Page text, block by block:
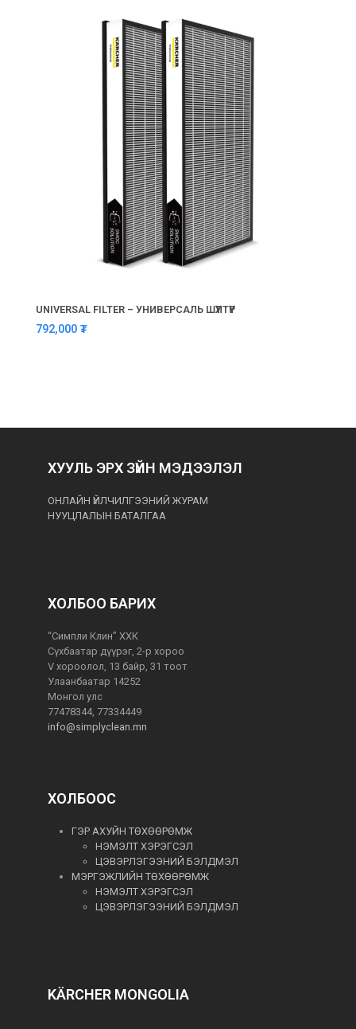
UNIVERSAL FILTER – УНИВЕРСАЛЬ ШҮҮЛТҮҮР
792,000 ₮
ХУУЛЬ ЭРХ ЗҮЙН МЭДЭЭЛЭЛ
ОНЛАЙН ҮЙЛЧИЛГЭЭНИЙ ЖУРАМ
НУУЦЛАЛЫН БАТАЛГАА
ХОЛБОО БАРИХ
“Симпли Клин” ХХК
Сүхбаатар дүүрэг, 2-р хороо
V хороолол, 13 байр, 31 тоот
Улаанбаатар 14252
Монгол улс
77478344, 77334449
info@simplyclean.mn
ХОЛБООС
ГЭР АХУЙН ТӨХӨӨРӨМЖ
НЭМЭЛТ ХЭРЭГСЭЛ
ЦЭВЭРЛЭГЭЭНИЙ БЭЛДМЭЛ
МЭРГЭЖЛИЙН ТӨХӨӨРӨМЖ
НЭМЭЛТ ХЭРЭГСЭЛ
ЦЭВЭРЛЭГЭЭНИЙ БЭЛДМЭЛ
KÄRCHER MONGOLIA